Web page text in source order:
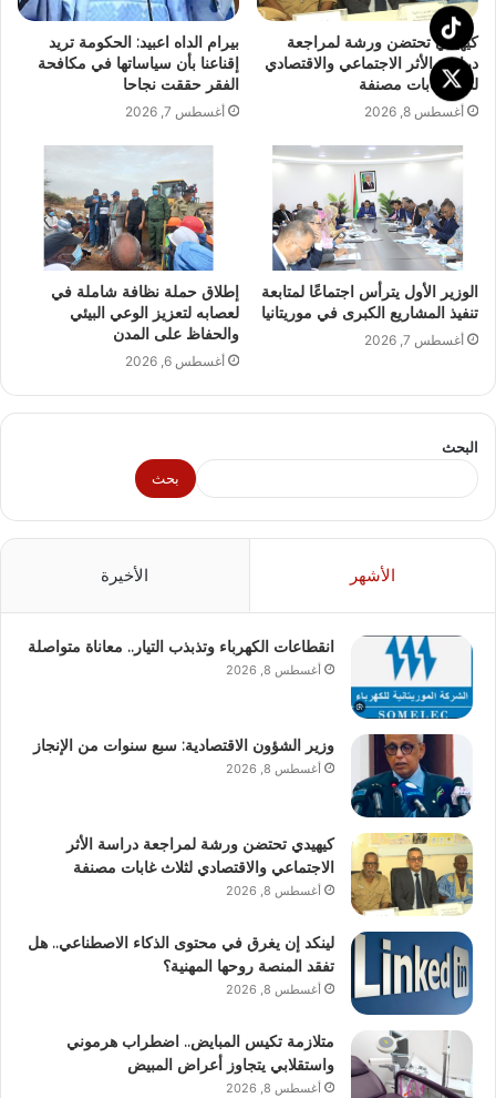
كيهيدي تحتضن ورشة لمراجعة
دراسة الأثر الاجتماعي والاقتصادي
لثلاث غابات مصنفة
أغسطس 8, 2026
بيرام الداه اعبيد: الحكومة تريد
إقناعنا بأن سياساتها في مكافحة
الفقر حققت نجاحا
أغسطس 7, 2026
الوزير الأول يترأس اجتماعًا لمتابعة
تنفيذ المشاريع الكبرى في موريتانيا
أغسطس 7, 2026
إطلاق حملة نظافة شاملة في
لعصابه لتعزيز الوعي البيئي
والحفاظ على المدن
أغسطس 6, 2026
البحث
بحث
الأشهر الأخيرة
انقطاعات الكهرباء وتذبذب التيار.. معاناة متواصلة
أغسطس 8, 2026
وزير الشؤون الاقتصادية: سبع سنوات من الإنجاز
أغسطس 8, 2026
كيهيدي تحتضن ورشة لمراجعة دراسة الأثر
الاجتماعي والاقتصادي لثلاث غابات مصنفة
أغسطس 8, 2026
لينكد إن يغرق في محتوى الذكاء الاصطناعي.. هل
تفقد المنصة روحها المهنية؟
أغسطس 8, 2026
متلازمة تكيس المبايض.. اضطراب هرموني
واستقلابي يتجاوز أعراض المبيض
أغسطس 8, 2026